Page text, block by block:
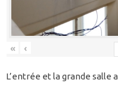
« ‹
L’entrée et la grande